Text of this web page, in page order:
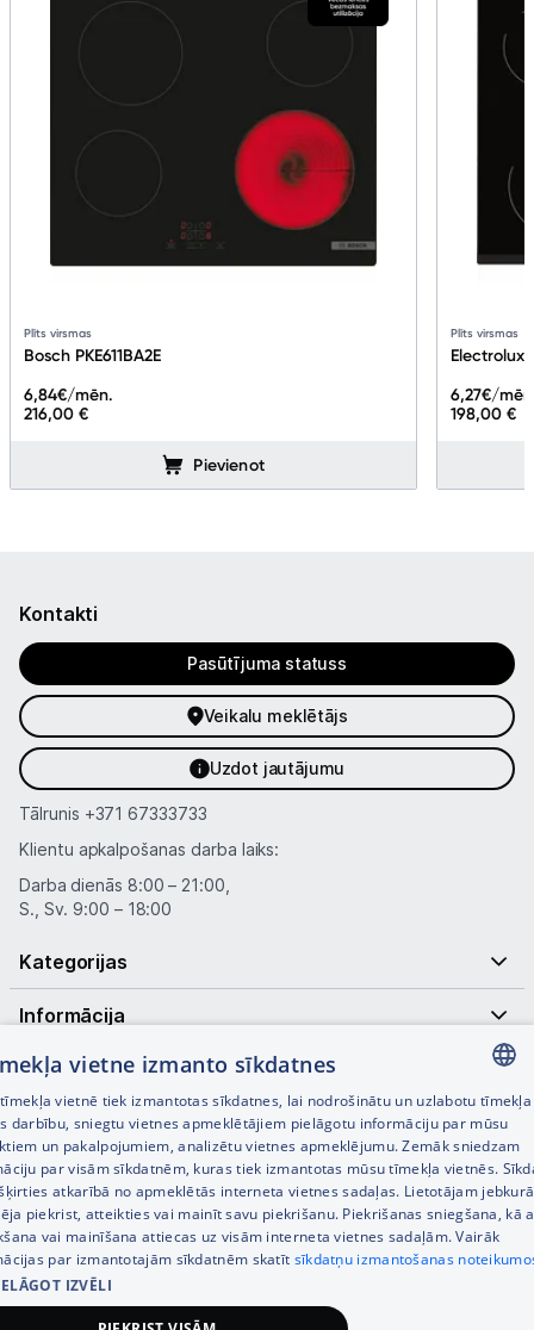
Plīts virsmas
Bosch PKE611BA2E
216,00 €
6,84€/mēn.
Pievienot
Plīts virsmas
Electrolux
198,00 €
6,27€/
Kontakti
Pasūtījuma statuss
Veikalu meklētājs
Uzdot jautājumu
Tālrunis +371 67333733
Klientu apkalpošanas darba laiks:
Darba dienās 8:00 – 21:00,
S., Sv. 9:00 – 18:00
Kategorijas
Informācija
Noderīgas saites
© SIA Tet 2026 -
LATVIAN
RUSSIAN
ENGLISH
vietne izmanto sīkdatnes
vietnē tiek izmantotas sīkdatnes, lai nodrošinātu un uzlabotu tīmekļa
darbību, sniegtu vietnes apmeklētājiem pielāgotu informāciju par mūsu
un pakalpojumiem, analizētu vietnes apmeklējumu. Zemāk sniedzam
par visām sīkdatnēm, kuras tiek izmantotas mūsu tīmekļa vietnēs.
atkarībā no apmeklētās interneta vietnes sadaļas. Lietotājam
piekrist, atteikties vai mainīt savu piekrišanu. Piekrišanas sniegšana, kā
vai mainīšana attiecas uz visām interneta vietnes sadaļām. Vairāk
par izmantotajām sīkdatnēm skatīt sīkdatņu izmantošanas
IZVĒLI